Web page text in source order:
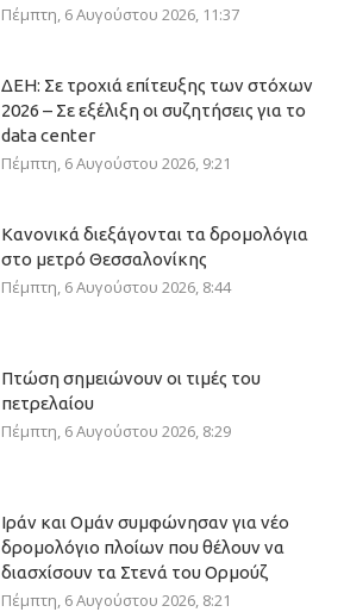
Πέμπτη, 6 Αυγούστου 2026, 11:37
ΔΕΗ: Σε τροχιά επίτευξης των στόχων
2026 – Σε εξέλιξη οι συζητήσεις για το
data center
Πέμπτη, 6 Αυγούστου 2026, 9:21
Κανονικά διεξάγονται τα δρομολόγια
στο μετρό Θεσσαλονίκης
Πέμπτη, 6 Αυγούστου 2026, 8:44
Πτώση σημειώνουν οι τιμές του
πετρελαίου
Πέμπτη, 6 Αυγούστου 2026, 8:29
Ιράν και Ομάν συμφώνησαν για νέο
δρομολόγιο πλοίων που θέλουν να
διασχίσουν τα Στενά του Ορμούζ
Πέμπτη, 6 Αυγούστου 2026, 8:21